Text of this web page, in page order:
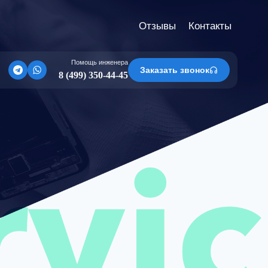
Отзывы Контакты
Помощь инженера
8 (499) 350-44-45 Заказать звонок